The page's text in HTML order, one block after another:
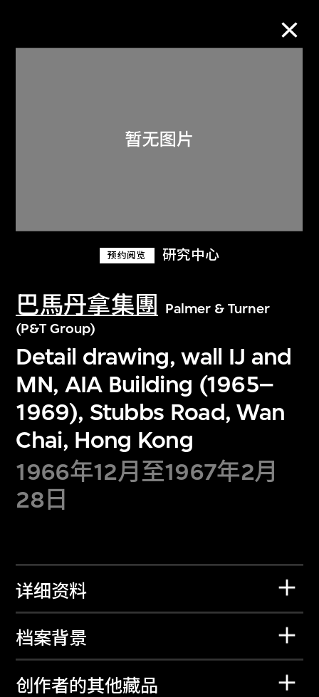
预约阅览 研究中心
巴馬丹拿集團
Palmer & Turner
(P&T Group)
Detail drawing, wall IJ and
MN, AIA Building (1965–
1969), Stubbs Road, Wan
Chai, Hong Kong
1966年12月至1967年2月
28日
详细资料
档案背景
创作者的其他藏品
关于M+藏品
探索世界顶级的二十及二十一世纪视觉
文化藏品。